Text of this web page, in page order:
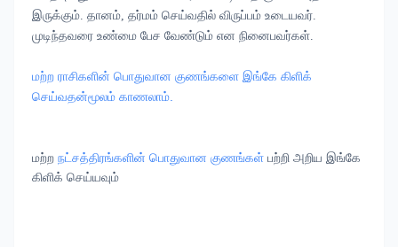
இருக்கும். தானம், தர்மம் செய்வதில் விருப்பம் உடையவர்.
முடிந்தவரை உண்மை பேச வேண்டும் என நினைபவர்கள்.
மற்ற ராசிகளின் பொதுவான குணங்களை இங்கே கிளிக்
செய்வதன்மூலம் காணலாம்.
மற்ற நட்சத்திரங்களின் பொதுவான குணங்கள் பற்றி அறிய இங்கே
கிளிக் செய்யவும்